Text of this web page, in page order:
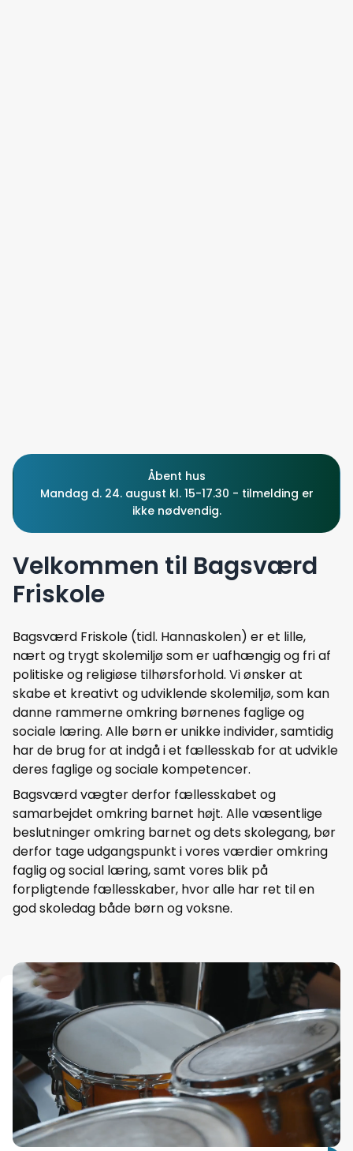
Åbent hus
Mandag d. 24. august kl. 15-17.30 - tilmelding er
ikke nødvendig.
Velkommen til Bagsværd
Friskole
Bagsværd Friskole (tidl. Hannaskolen) er et lille,
nært og trygt skolemiljø som er uafhængig og fri af
politiske og religiøse tilhørsforhold. Vi ønsker at
skabe et kreativt og udviklende skolemiljø, som kan
danne rammerne omkring børnenes faglige og
sociale læring. Alle børn er unikke individer, samtidig
har de brug for at indgå i et fællesskab for at udvikle
deres faglige og sociale kompetencer.
Bagsværd vægter derfor fællesskabet og
samarbejdet omkring barnet højt. Alle væsentlige
beslutninger omkring barnet og dets skolegang, bør
derfor tage udgangspunkt i vores værdier omkring
faglig og social læring, samt vores blik på
forpligtende fællesskaber, hvor alle har ret til en
god skoledag både børn og voksne.